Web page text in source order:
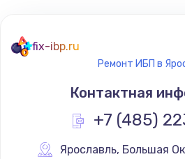
fix-ibp.ru
Ремонт ИБП в
Контактная
+7 (485)
Ярославль, Большая